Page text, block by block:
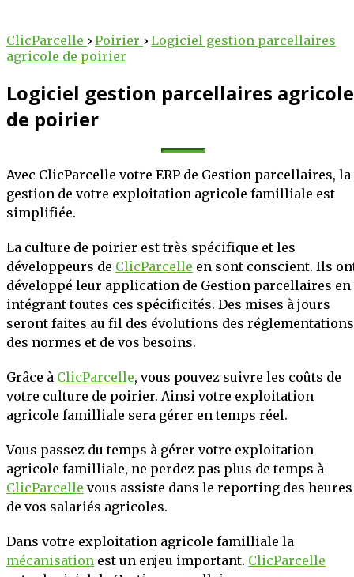
service des
!
des outils intelligents
au numérique.
nos solutions
et stratégique
PLUS
ClicParcelle › Poirier › Logiciel gestion parcellaires
agricole de poirier
Logiciel gestion parcellaires agricole
de poirier
Avec ClicParcelle votre ERP de Gestion parcellaires, la
gestion de votre exploitation agricole familliale est
simplifiée.
La culture de poirier est très spécifique et les
développeurs de ClicParcelle en sont conscient. Ils
développé leur application de Gestion parcellaires en
intégrant toutes ces spécificités. Des mises à jours
seront faites au fil des évolutions des
des normes et de vos besoins.
Grâce à ClicParcelle, vous pouvez suivre les coûts de
votre culture de poirier. Ainsi votre exploitation
agricole familliale sera gérer en temps réel.
Vous passez du temps à gérer votre exploitation
agricole familliale, ne perdez pas plus de temps à
ClicParcelle vous assiste dans le reporting des heures
de vos salariés agricoles.
Dans votre exploitation agricole familliale la
mécanisation est un enjeu important. ClicParcelle